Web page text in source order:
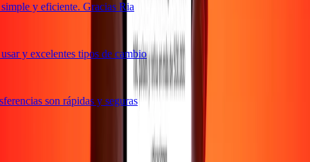
y eficiente. Gracias Ria
y excelentes tipos de cambio
son rápidas y seguras